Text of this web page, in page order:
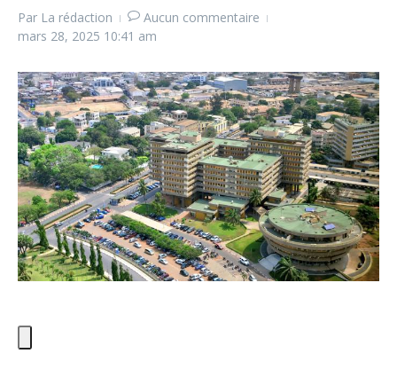
Par La rédaction
Aucun commentaire
mars 28, 2025 10:41 am